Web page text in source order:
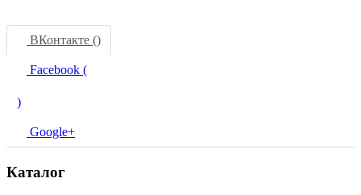
ВКонтакте ()
Facebook (
)
Google+
Каталог